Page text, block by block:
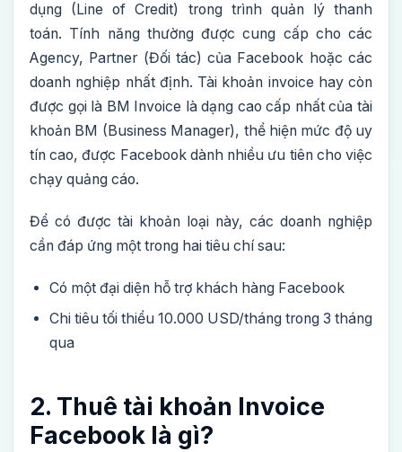
dụng (Line of Credit) trong trình quản lý thanh
toán. Tính năng thường được cung cấp cho các
Agency, Partner (Đối tác) của Facebook hoặc các
doanh nghiệp nhất định. Tài khoản invoice hay còn
được gọi là BM Invoice là dạng cao cấp nhất của tài
khoản BM (Business Manager), thể hiện mức độ uy
tín cao, được Facebook dành nhiều ưu tiên cho việc
chạy quảng cáo.
Để có được tài khoản loại này, các doanh nghiệp
cần đáp ứng một trong hai tiêu chí sau:
Có một đại diện hỗ trợ khách hàng Facebook
Chi tiêu tối thiểu 10.000 USD/tháng trong 3 tháng
qua
2. Thuê tài khoản Invoice
Facebook là gì​?